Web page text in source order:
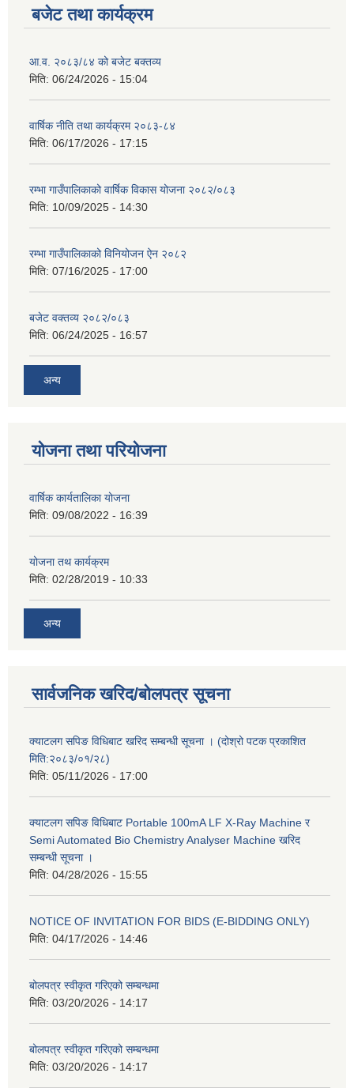
बजेट तथा कार्यक्रम
आ.व. २०८३/८४ को बजेट बक्तव्य
मिति: 06/24/2026 - 15:04
वार्षिक नीति तथा कार्यक्रम २०८३-८४
मिति: 06/17/2026 - 17:15
रम्भा गाउँपालिकाको वार्षिक विकास योजना २०८२/०८३
मिति: 10/09/2025 - 14:30
रम्भा गाउँपालिकाको विनियोजन ऐन २०८२
मिति: 07/16/2025 - 17:00
बजेट वक्तव्य २०८२/०८३
मिति: 06/24/2025 - 16:57
अन्य
योजना तथा परियोजना
वार्षिक कार्यतालिका योजना
मिति: 09/08/2022 - 16:39
योजना तथ कार्यक्रम
मिति: 02/28/2019 - 10:33
अन्य
सार्वजनिक खरिद/बोलपत्र सूचना
क्याटलग सपिङ विधिबाट खरिद सम्बन्धी सूचना । (दोश्रो पटक प्रकाशित
मिति:२०८३/०१/२८)
मिति: 05/11/2026 - 17:00
क्याटलग सपिङ विधिबाट Portable 100mA LF X-Ray Machine र
Semi Automated Bio Chemistry Analyser Machine खरिद
सम्बन्धी सूचना ।
मिति: 04/28/2026 - 15:55
NOTICE OF INVITATION FOR BIDS (E-BIDDING ONLY)
मिति: 04/17/2026 - 14:46
बोलपत्र स्वीकृत गरिएको सम्बन्धमा
मिति: 03/20/2026 - 14:17
बोलपत्र स्वीकृत गरिएको सम्बन्धमा
मिति: 03/20/2026 - 14:17